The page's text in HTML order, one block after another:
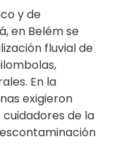
y de
en Belém se
fluvial de
En la
exigieron
de la